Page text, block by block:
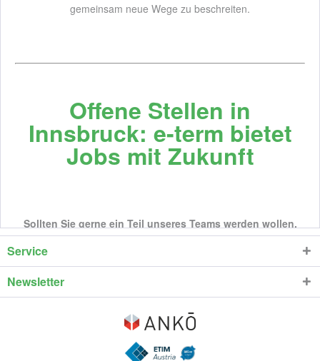
gemeinsam neue Wege zu beschreiten.
Offene Stellen in
Innsbruck: e-term bietet
Jobs mit Zukunft
Sollten Sie gerne ein Teil unseres Teams werden wollen,
senden Sie Ihre Initiativbewerbung anjobs@e-term.at.
Service
Newsletter